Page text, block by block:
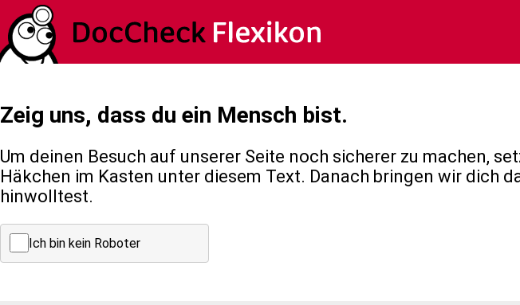
Zeig uns, dass du ein Mensch bist.
Um deinen Besuch auf unserer Seite noch sicherer zu machen,
Häkchen im Kasten unter diesem Text. Danach bringen wir dich
hinwolltest.
Ich bin kein Roboter